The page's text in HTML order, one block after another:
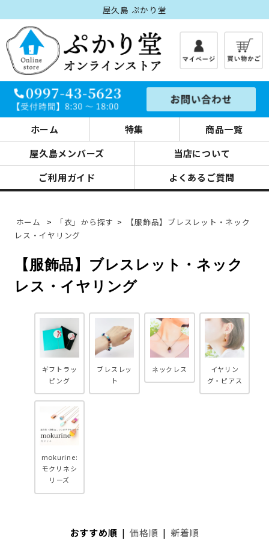
屋久島 ぷかり堂
ホーム 特集
商品一覧
屋久島メンバーズ
当店について
ご利用ガイド
よくあるご質問
ホーム > 「衣」から探す >
【服飾品】ブレスレット・ネック
レス・イヤリング
【服飾品】ブレスレット・ネック
レス・イヤリング
ギフトラッ
ピング
ブレスレッ
ト
ネックレス
イヤリン
グ・ピアス
mokurine:
モクリネシ
リーズ
おすすめ順 |価格順 | 新着順